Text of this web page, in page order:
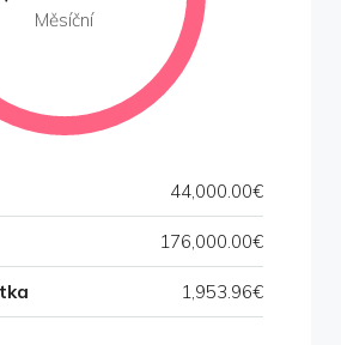
Měsíční
44,000.00€
176,000.00€
1,953.96€